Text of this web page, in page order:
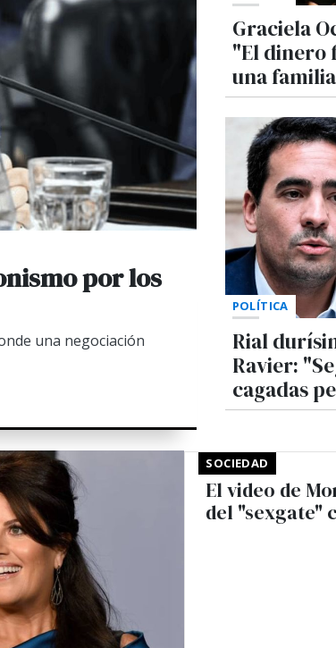
por los
una negociación
Graciela
"El dinero
una
POLÍTICA
Rial
Ravier:
cagadas
SOCIEDAD
El video de
del "sexgate"